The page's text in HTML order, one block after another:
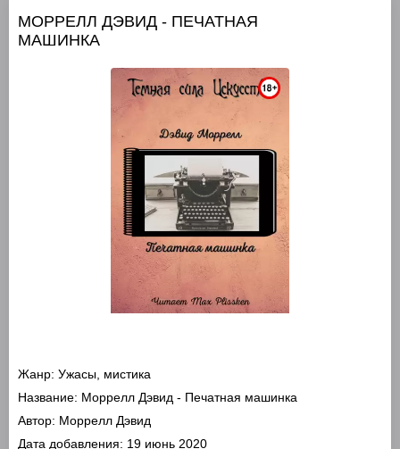
МОРРЕЛЛ ДЭВИД - ПЕЧАТНАЯ
МАШИНКА
Жанр: Ужасы, мистика
Название: Моррелл Дэвид - Печатная машинка
Автор: Моррелл Дэвид
Дата добавления: 19 июнь 2020